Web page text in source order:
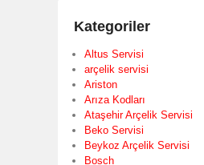
Kategoriler
Altus Servisi
arçelik servisi
Ariston
Arıza Kodları
Ataşehir Arçelik Servisi
Beko Servisi
Beykoz Arçelik Servisi
Bosch